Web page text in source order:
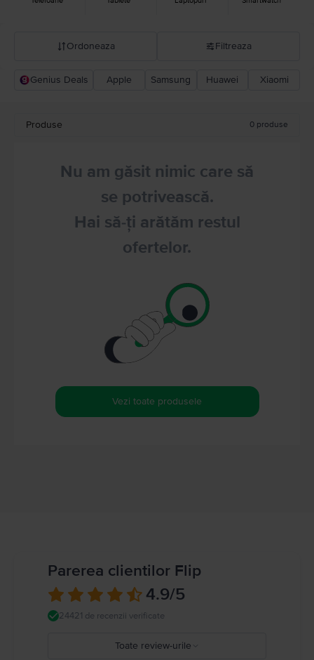
Ordoneaza
Recomandarea Flip
Filtreaza
Genius Deals Apple Samsung Huawei Xiaomi
Produse 0 produse
Nu am găsit nimic care să
se potrivească.
Hai să-ți arătăm restul
ofertelor.
Vezi toate produsele
Parerea clientilor Flip
4.9/5
24421 de recenzii verificate
Toate review-urile